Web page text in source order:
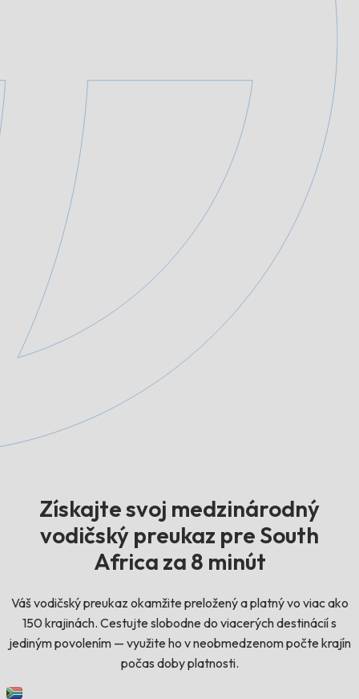
Získajte svoj medzinárodný
vodičský preukaz pre South
Africa za 8 minút
Váš vodičský preukaz okamžite preložený a platný vo viac ako
150 krajinách. Cestujte slobodne do viacerých destinácií s
jediným povolením — využite ho v neobmedzenom počte krajín
počas doby platnosti.